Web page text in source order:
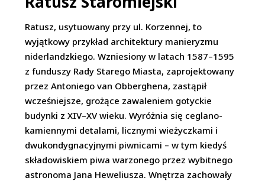
Ratusz, usytuowany przy ul. Korzennej, to
wyjątkowy przykład architektury manieryzmu
niderlandzkiego. Wzniesiony w latach 1587–1595
z funduszy Rady Starego Miasta, zaprojektowany
przez Antoniego van Obberghena, zastąpił
wcześniejsze, grożące zawaleniem gotyckie
budynki z XIV–XV wieku. Wyróżnia się ceglano-
kamiennymi detalami, licznymi wieżyczkami i
dwukondygnacyjnymi piwnicami – w tym kiedyś
składowiskiem piwa warzonego przez wybitnego
astronoma Jana Heweliusza. Wnętrza zachowały